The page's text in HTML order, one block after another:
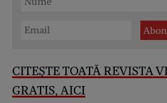
CITEȘTE TOATĂ REVISTA
GRATIS, AICI